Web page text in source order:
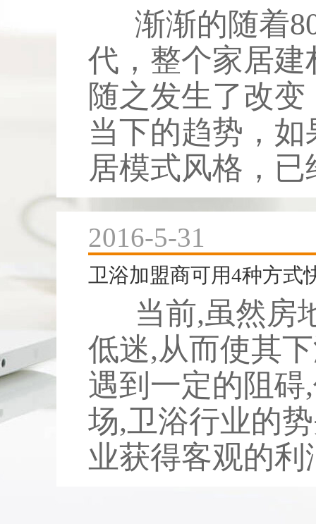
渐渐的随着80
代，整个家居
随之发生了改
当下的趋势，
居模式风格，已
2016-5-31
卫浴加盟商可用4种方式
当前,虽然房
低迷,从而使其
遇到一定的阻
场,卫浴行业的
业获得客观的利